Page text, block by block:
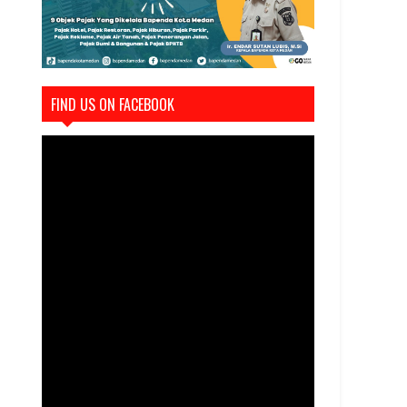
FIND US ON FACEBOOK